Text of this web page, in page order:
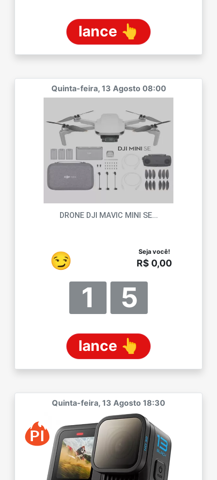
lance 👆
Quinta-feira, 13 Agosto 08:00
DRONE DJI MAVIC MINI SE...
😏 Seja você!
R$ 0,00
1 5
lance 👆
Quinta-feira, 13 Agosto 18:30